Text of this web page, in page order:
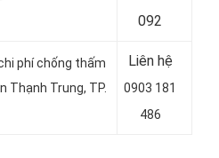
092
phí chống thấm
Thạnh Trung, TP.
Liên hệ
0903 181
486